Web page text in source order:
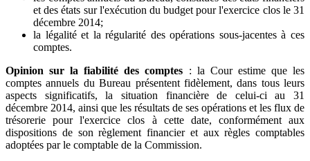
et des états sur l'exécution du budget pour l'exercice clos le 31
décembre 2014;
la légalité et la régularité des opérations sous-jacentes à ces
comptes.
Opinion sur la fiabilité des comptes : la Cour estime que les
comptes annuels du Bureau présentent fidèlement, dans tous leurs
aspects significatifs, la situation financière de celui-ci au 31
décembre 2014, ainsi que les résultats de ses opérations et les flux de
trésorerie pour l'exercice clos à cette date, conformément aux
dispositions de son règlement financier et aux règles comptables
adoptées par le comptable de la Commission.